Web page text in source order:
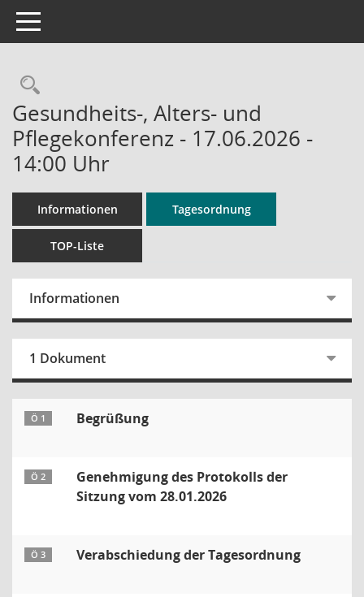
Toggle navigation
Rechercheauswahl
Gesundheits-, Alters- und
Pflegekonferenz - 17.06.2026 -
14:00 Uhr
Informationen Tagesordnung
TOP-Liste
Informationen
1 Dokument
Ö 1 Begrüßung
Ö 2
Genehmigung des Protokolls der
Sitzung vom 28.01.2026
Ö 3 Verabschiedung der Tagesordnung